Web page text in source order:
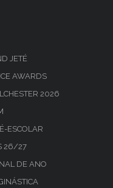
JETÉ
AWARDS
2026
ESCOLAR
26/27
DE ANO